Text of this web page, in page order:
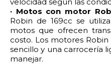
· Motos con motor
Robin de 169cc se
motos que ofrecen
costo. Los motores
sencillo y una carrocería
manejar.